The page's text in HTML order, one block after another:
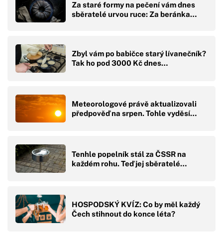
Za staré formy na pečení vám dnes
sběratelé urvou ruce: Za beránka…
Zbyl vám po babičce starý lívanečník?
Tak ho pod 3000 Kč dnes…
Meteorologové právě aktualizovali
předpověď na srpen. Tohle vyděsí…
Tenhle popelník stál za ČSSR na
každém rohu. Teď jej sběratelé…
HOSPODSKÝ KVÍZ: Co by měl každý
Čech stihnout do konce léta?